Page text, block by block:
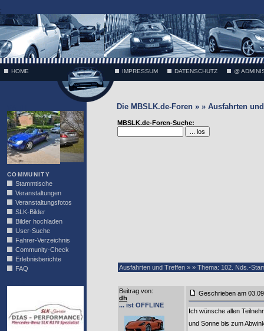
;
HOME IMPRESSUM DATENSCHUTZ @
COMMUNITY
Stammtische
Veranstaltungen
Veranstaltungsfotos
SLK-Bilder
Bilder hochladen
User-Suche
Fahrer-Verzeichnis
Community-Check
Erlebnisberichte
FAQ
Die MBSLK.de-Foren » » Ausfahrten
MBSLK.de-Foren-Suche:
Ausfahrten und Treffen » » Thema: 102. Nds.-
Beitrag von:
dh
... ist OFFLINE
Geschrieben am
Ich wünsche allen
und Sonne bis zum